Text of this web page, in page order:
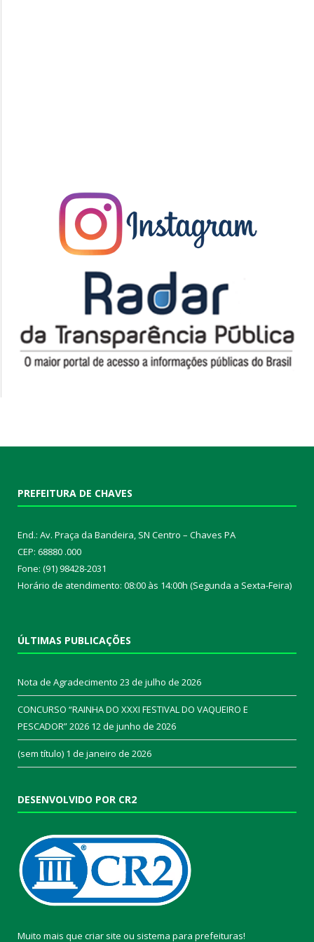
PREFEITURA DE CHAVES
End.: Av. Praça da Bandeira, SN Centro – Chaves PA
CEP: 68880 .000
Fone: (91) 98428-2031
Horário de atendimento: 08:00 às 14:00h (Segunda a Sexta-Feira)
ÚLTIMAS PUBLICAÇÕES
Nota de Agradecimento 23 de julho de 2026
CONCURSO “RAINHA DO XXXI FESTIVAL DO VAQUEIRO E
PESCADOR” 2026 12 de junho de 2026
(sem título) 1 de janeiro de 2026
DESENVOLVIDO POR CR2
Muito mais que criar site ou sistema para prefeituras!